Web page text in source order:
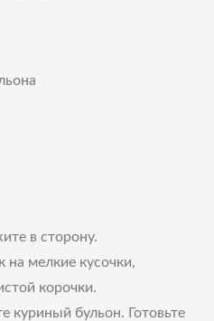
в сторону.
на мелкие кусочки,
корочки.
куриный бульон. Готовьте